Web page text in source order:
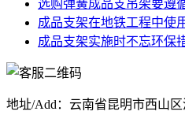
选购弹簧成品支吊架要遵
成品支架在地铁工程中使
成品支架实施时不忘环保
地址/Add：云南省昆明市西山